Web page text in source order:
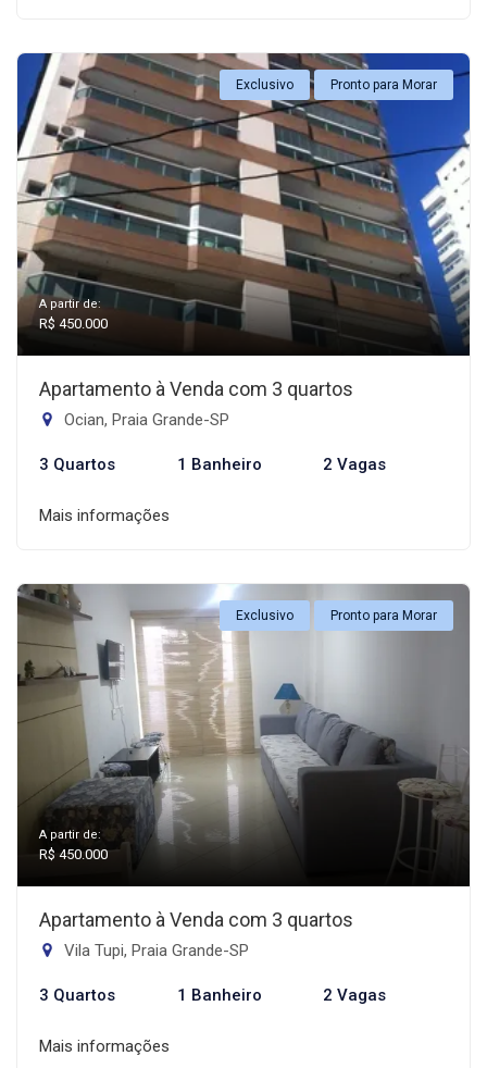
Exclusivo Pronto para Morar
A partir de:
R$ 450.000
Apartamento à Venda com 3 quartos
Ocian, Praia Grande-SP
3 Quartos 1 Banheiro 2 Vagas
Mais informações
Exclusivo Pronto para Morar
A partir de:
R$ 450.000
Apartamento à Venda com 3 quartos
Vila Tupi, Praia Grande-SP
3 Quartos 1 Banheiro 2 Vagas
Mais informações